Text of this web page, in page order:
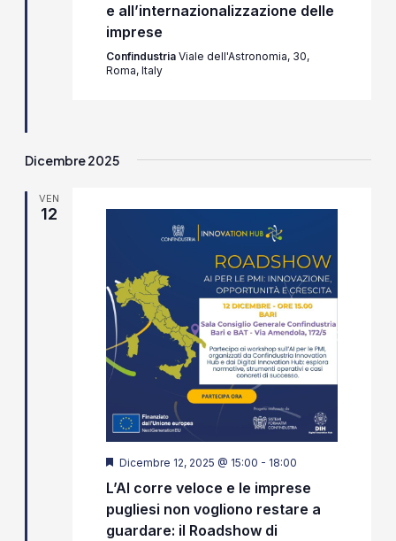
e all’internazionalizzazione delle
imprese
Confindustria Viale dell'Astronomia, 30,
Roma, Italy
Dicembre 2025
VEN
12
Segnalati
Dicembre 12, 2025 @ 15:00 - 18:00
L’AI corre veloce e le imprese
pugliesi non vogliono restare a
guardare: il Roadshow di